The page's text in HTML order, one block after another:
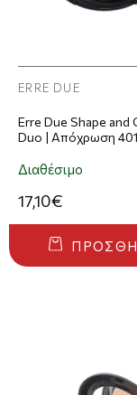
ERRE DUE
Erre Due Shape and
Duo | Απόχρωση
Διαθέσιμο
17,10€